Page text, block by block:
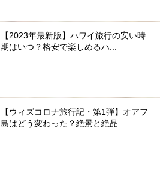
【2023年最新版】ハワイ旅行の安い時
期はいつ？格安で楽しめるハ...
【ウィズコロナ旅行記・第1弾】オアフ
島はどう変わった？絶景と絶品...